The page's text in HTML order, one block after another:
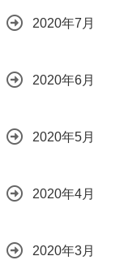
2020年7月
2020年6月
2020年5月
2020年4月
2020年3月